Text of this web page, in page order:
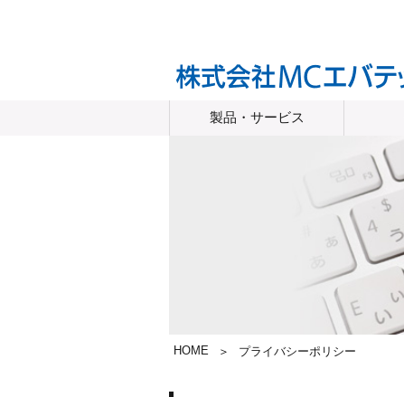
製品・サービス
HOME ＞ プライバシーポリシー